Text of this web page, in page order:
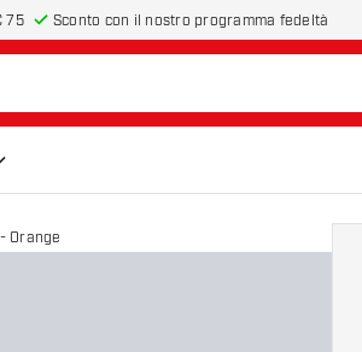
75 Sconto con il nostro programma fedeltà
Orange